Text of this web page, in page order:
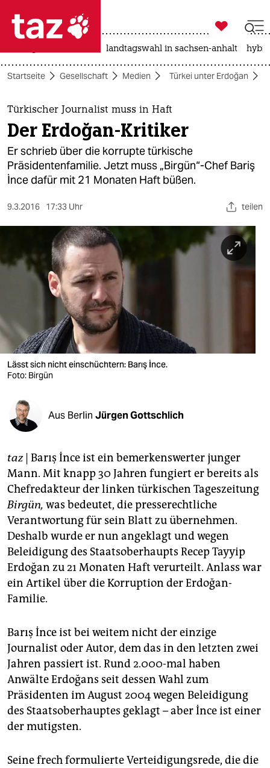
 taz zahl ich
taz zahl ich
themen
politik
öko
berlin
wahrheit
verlag
verlag
veranstaltungen
shop
unterstützen
abo
genossenschaft
epaper login

taz zahl ich
landtagswahl in sachsen-anhalt
Startseite Gesellschaft Medien Türkei unter Erdoğan
Türkischer Journalist muss in Haft
Der Erdoğan-Kritiker
Er schrieb über die korrupte türkische
Präsidentenfamilie. Jetzt muss „Birgün“-Chef Bariş
İnce dafür mit 21 Monaten Haft büßen.
9.3.2016 17:33 Uhr teilen
Lässt sich nicht einschüchtern: Barış İnce.
Foto: Birgün
Aus Berlin Jürgen Gottschlich
taz| Barış İnce ist ein bemerkenswerter junger
Mann. Mit knapp 30 Jahren fungiert er bereits als
Chefredakteur der linken türkischen Tageszeitung
Birgün, was bedeutet, die presserechtliche
Verantwortung für sein Blatt zu übernehmen.
Deshalb wurde er nun angeklagt und wegen
Beleidigung des Staatsoberhaupts Recep Tayyip
Erdoğan zu 21 Monaten Haft verurteilt. Anlass war
ein Artikel über die Korruption der Erdoğan-
Familie.
Barış İnce ist bei weitem nicht der einzige
Journalist oder Autor, dem das in den letzten zwei
Jahren passiert ist. Rund 2.000-mal haben
Anwälte Erdoğans seit dessen Wahl zum
Präsidenten im August 2004 wegen Beleidigung
des Staatsoberhauptes geklagt – aber İnce ist einer
der mutigsten.
Seine frech formulierte Verteidigungsrede, die die